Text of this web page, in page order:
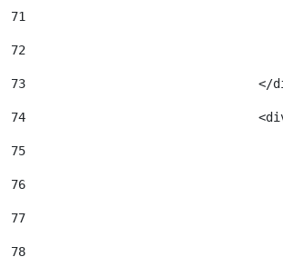
71
72
73
</
74
75
76
77
78